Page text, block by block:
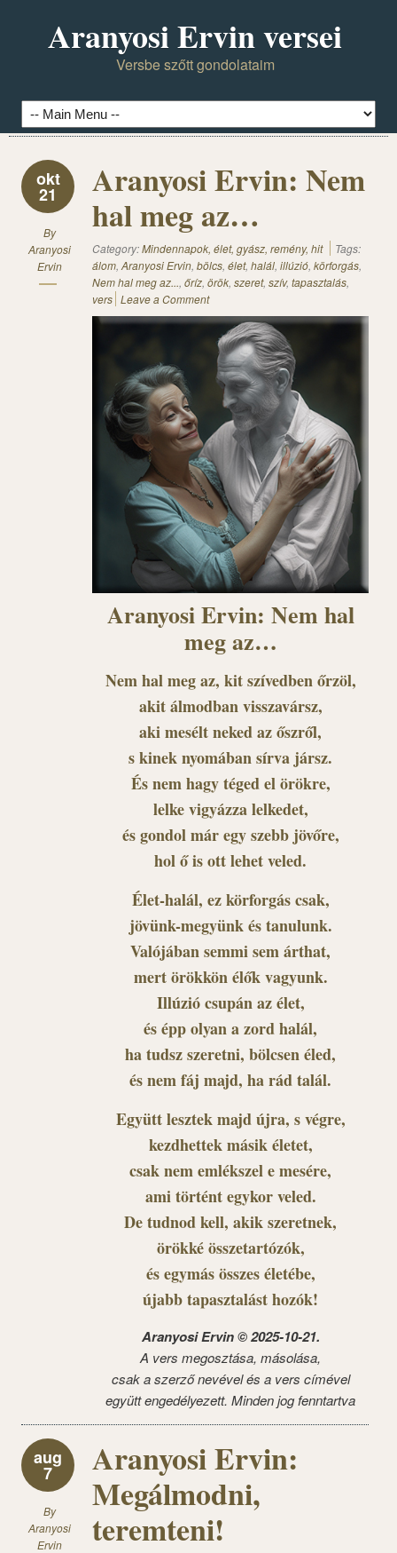
Aranyosi Ervin versei
Versbe szőtt gondolataim
okt
21
By
Aranyosi
Ervin
Aranyosi Ervin: Nem
hal meg az…
Category:Mindennapok, élet, gyász, remény, hit
Tags:
álom, Aranyosi Ervin, bölcs, élet, halál, illúzió, körforgás,
Nem hal meg az..., őríz, örök, szeret, szív, tapasztalás,
vers Leave a Comment
Aranyosi Ervin: Nem hal
meg az…
Nem hal meg az, kit szívedben őrzöl,
akit álmodban visszavársz,
aki mesélt neked az őszről,
s kinek nyomában sírva jársz.
És nem hagy téged el örökre,
lelke vigyázza lelkedet,
és gondol már egy szebb jövőre,
hol ő is ott lehet veled.
Élet-halál, ez körforgás csak,
jövünk-megyünk és tanulunk.
Valójában semmi sem árthat,
mert örökkön élők vagyunk.
Illúzió csupán az élet,
és épp olyan a zord halál,
ha tudsz szeretni, bölcsen éled,
és nem fáj majd, ha rád talál.
Együtt lesztek majd újra, s végre,
kezdhettek másik életet,
csak nem emlékszel e mesére,
ami történt egykor veled.
De tudnod kell, akik szeretnek,
örökké összetartózók,
és egymás összes életébe,
újabb tapasztalást hozók!
Aranyosi Ervin © 2025-10-21.
A vers megosztása, másolása,
csak a szerző nevével és a vers címével
együtt engedélyezett. Minden jog fenntartva
aug
7
By
Aranyosi
Ervin
Aranyosi Ervin:
Megálmodni,
teremteni!